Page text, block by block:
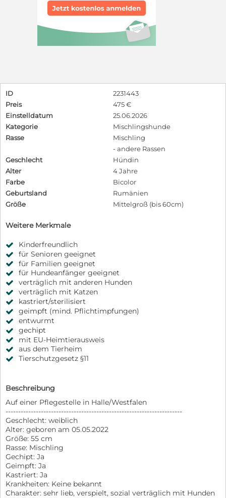
ID
2231443
Preis
475 €
Einstelldatum
25.06.2026
Kategorie
Mischlingshunde
Rasse
Mischling
- andere Rassen
Geschlecht
Hündin
Alter
4 Jahre
Farbe
Bicolor
Geburtsland
Rumänien
Größe
Mittelgroß (bis 60cm)
Weitere Merkmale
Kinderfreundlich
für Senioren geeignet
für Familien geeignet
für Hundeanfänger geeignet
verträglich mit anderen Hunden
verträglich mit Katzen
kastriert/sterilisiert
geimpft (mind. Pflichtimpfungen)
entwurmt
gechipt
mit EU-Heimtierausweis
aus dem Tierheim
Tierschutzgesetz §11
Beschreibung
Auf einer Pflegestelle in Halle/Westfalen
----------------------------------------------------------------------
Geschlecht: weiblich
Alter: geboren am 05.05.2022
Größe: 55 cm
Rasse: Mischling
Gechipt: Ja
Geimpft: Ja
Kastriert: Ja
Krankheiten: Keine bekannt
Charakter: sehr lieb, verspielt, sozial verträglich mit Hunden